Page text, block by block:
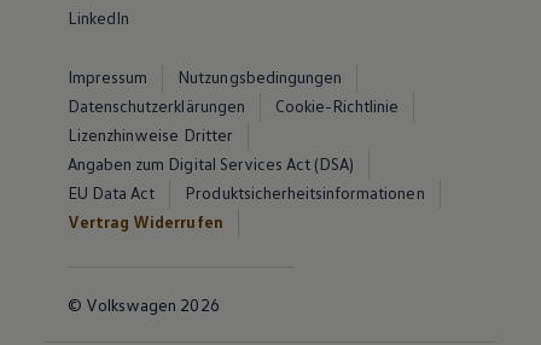
LinkedIn
Impressum
Nutzungsbedingungen
Datenschutzerklärungen
Cookie-Richtlinie
Lizenzhinweise Dritter
Angaben zum Digital Services Act (DSA)
EU Data Act
Produktsicherheitsinformationen
Vertrag Widerrufen
© Volkswagen 2026